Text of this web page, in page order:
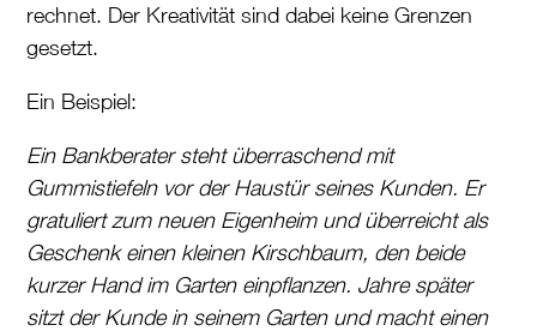
rechnet. Der Kreativität sind dabei keine Grenzen
gesetzt.
Ein Beispiel:
Ein Bankberater steht überraschend mit
Gummistiefeln vor der Haustür seines Kunden. Er
gratuliert zum neuen Eigenheim und überreicht als
Geschenk einen kleinen Kirschbaum, den beide
kurzer Hand im Garten einpflanzen. Jahre später
sitzt der Kunde in seinem Garten und macht einen